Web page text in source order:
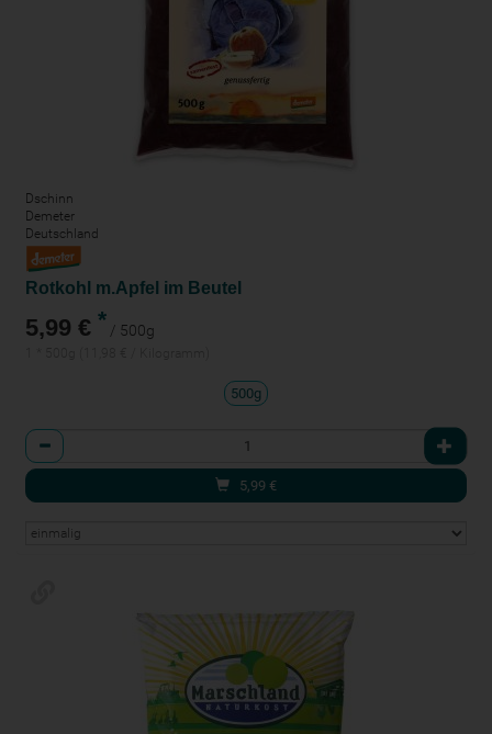
Dschinn
Demeter
Deutschland
Rotkohl m.Apfel im Beutel
5,99 € * / 500g
500g
Anzahl
5,99 €